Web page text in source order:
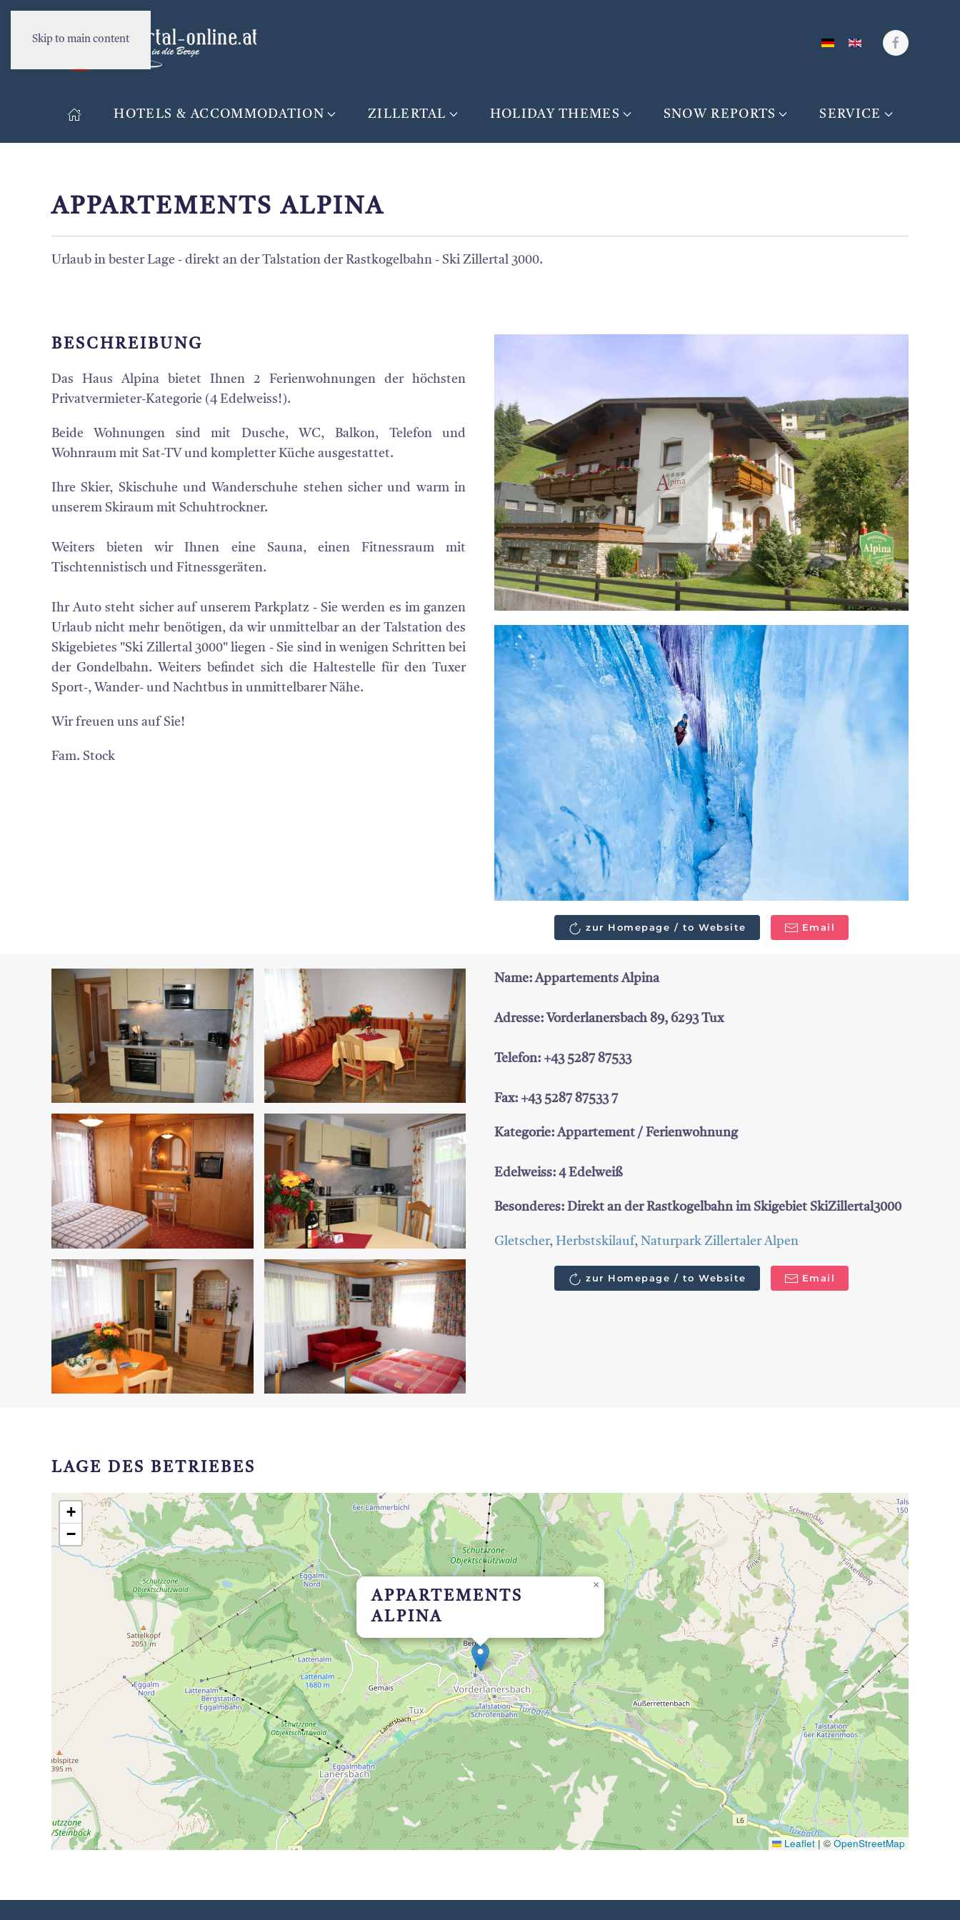
Skip to main content
HOTELS & ACCOMMODATION ZILLERTAL HOLIDAY THEMES SNOW REPORTS SERVICE
APPARTEMENTS ALPINA
Urlaub in bester Lage - direkt an der Talstation der Rastkogelbahn - Ski Zillertal 3000.
BESCHREIBUNG
Das Haus Alpina bietet Ihnen 2 Ferienwohnungen der höchsten
Privatvermieter-Kategorie (4 Edelweiss!).
Beide Wohnungen sind mit Dusche, WC, Balkon, Telefon und
Wohnraum mit Sat-TV und kompletter Küche ausgestattet.
Ihre Skier, Skischuhe und Wanderschuhe stehen sicher und warm in
unserem Skiraum mit Schuhtrockner.
Weiters bieten wir Ihnen eine Sauna, einen Fitnessraum mit
Tischtennistisch und Fitnessgeräten.
Ihr Auto steht sicher auf unserem Parkplatz - Sie werden es im ganzen
Urlaub nicht mehr benötigen, da wir unmittelbar an der Talstation des
Skigebietes "Ski Zillertal 3000" liegen - Sie sind in wenigen Schritten bei
der Gondelbahn. Weiters befindet sich die Haltestelle für den Tuxer
Sport-, Wander- und Nachtbus in unmittelbarer Nähe.
Wir freuen uns auf Sie!
Fam. Stock
zur Homepage / to Website Email
Name: Appartements Alpina
Adresse: Vorderlanersbach 89, 6293 Tux
Telefon: +43 5287 87533
Fax: +43 5287 87533 7
Kategorie: Appartement / Ferienwohnung
Edelweiss: 4 Edelweiß
Besonderes: Direkt an der Rastkogelbahn im Skigebiet SkiZillertal3000
Gletscher, Herbstskilauf, Naturpark Zillertaler Alpen
zur Homepage / to Website Email
LAGE DES BETRIEBES
APPARTEMENTS
ALPINA
×
+
−
Leaflet | ©OpenStreetMap